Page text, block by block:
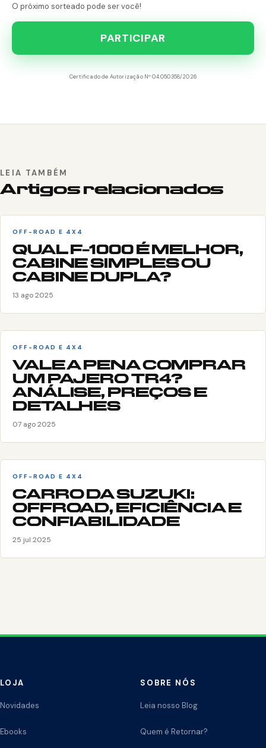
O próximo sorteado pode ser você!
PARTICIPAR
Certificado de Autorização Nº 04.050358/2026
LEIA TAMBÉM
Artigos relacionados
OFF-ROAD E 4X4
QUAL F-1000 É MELHOR,
CABINE SIMPLES OU
CABINE DUPLA?
13 ago 2025
OFF-ROAD E 4X4
VALE A PENA COMPRAR
UM PAJERO TR4?
ANÁLISE, PREÇOS E
DETALHES
07 ago 2025
OFF-ROAD E 4X4
CARRO DA SUZUKI:
OFFROAD, EFICIÊNCIA E
CONFIABILIDADE
25 jul 2025
LOJA
Novidades
Ebooks
SOBRE NÓS
Leia nosso Blog
Quem é Retornar?